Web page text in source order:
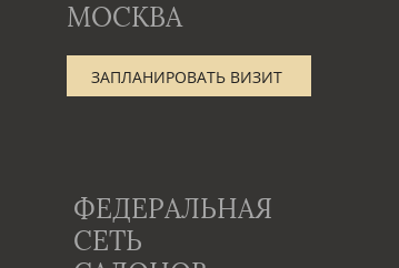
МОСКВА
ЗАПЛАНИРОВАТЬ ВИЗИТ
ФЕДЕРАЛЬНАЯ
СЕТЬ